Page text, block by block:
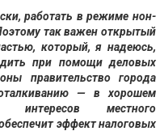
работать в режиме нон-
так важен открытый
который, я надеюсь,
при помощи деловых
правительство города
— в хорошем
местного
эффект налоговых